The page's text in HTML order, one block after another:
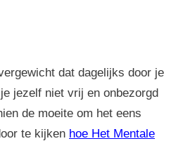
dat dagelijks door je
jezelf niet vrij en onbezorgd
de moeite om het eens
te kijken hoe Het Mentale